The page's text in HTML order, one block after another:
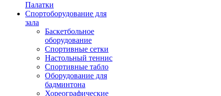
Палатки
Спортоборудование для
зала
Баскетбольное
оборудование
Спортивные сетки
Настольный теннис
Спортивные табло
Оборудование для
бадминтона
Хореографические